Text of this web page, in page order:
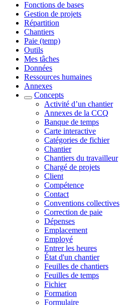
Fonctions de bases
Gestion de projets
Répartition
Chantiers
Paie (temp)
Outils
Mes tâches
Données
Ressources humaines
Annexes
Concepts
Activité d’un chantier
Annexes de la CCQ
Banque de temps
Carte interactive
Catégories de fichier
Chantier
Chantiers du travailleur
Chargé de projets
Client
Compétence
Contact
Conventions collectives
Correction de paie
Dépenses
Emplacement
Employé
Entrer les heures
État d'un chantier
Feuilles de chantiers
Feuilles de temps
Fichier
Formation
Formulaire